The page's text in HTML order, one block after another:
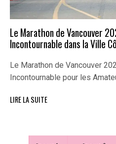
Le Marathon de Vancouver
Incontournable dans la Ville
Le Marathon de Vancouver
Incontournable pour les
LIRE LA SUITE